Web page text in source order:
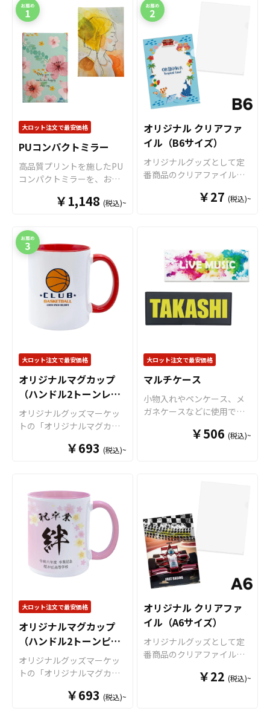
大ロット注文で最安価格
PUコンパクトミラー
高品質プリントを施したPU
コンパクトミラーを、お客
デザインにて製作いたしま
ず見やすい大きさのスタン
ドミラーです。販売に必要
な資材も取り揃えておりま
すので、お客様にはデザイ
ンをご入稿いただくだけで
オリジナル商品として販売
していただくことができま
す。 短納期・小ロットでの
対応も可能ですのでご不明
ご相談ください。
￥1,148 (税込)~
オリジナル クリアファ
イル（B6サイズ）
オリジナルグッズとして定
番商品のクリアファイル。
トのクリアファイルは厚み
質のオフセット印刷で、写
真やイラストも鮮やかな発
色で仕上がります。超音波
圧着なので溶着部分にも印
刷でき、溶着部分も含めた
全面印刷が可能です。イラ
ストやロゴを大きく印刷し
ルすることが出来ます。 オ
リジナル クリアファイルは
様々なシーンで活躍しま
報やメイン商材を印刷する
ことで、優秀な販促ツール
となります。キャラクター
グッズやノベルティ、企
に必要な資材も取り揃えて
おりますので、お客様には
デザインをご入稿いただく
だけでオリジナル商品とし
て販売していただくことが
できます。国内生産で小ロ
ットからの制作も承ってお
りますので、お気軽にご相
談ください。
￥27 (税込)~
大ロット注文で最安価格
オリジナルマグカップ
（ハンドル2トーンレッ
ド）
オリジナルグッズマーケッ
トの「オリジナルマグカッ
プ）」は、 デザインの色と
トーンカラーのマグカップ
です。オリジナルグッズと
して、コンサートグッズ、
アーティストグッズ、キャ
ラクターグッズ、ノベルテ
ィー、お土産品など色々な
場面で活躍します。 特に
オリジナルグッズマーケッ
ンで上下いっぱいにプリン
トが可能な「ワイドプリン
ト」に対応可能ですので、
キャラクターを大きくプリ
ントするアニメグッズや、
人物写真などを使用した物
販用グッズにも最適です。
オリジナルグッズマーケッ
トの「オリジナルマグカッ
￥693 (税込)~
大ロット注文で最安価格
マルチケース
小物入れやペンケース、メ
ガネケースなどに使用でき
お客様がお持ちのオリジナ
ジナル商品として販売して
いただくことができます。
短納期・小ロットでの対応
も可能ですのでご不明点が
ありましたらお気軽にご相
談ください。
￥506 (税込)~
大ロット注文で最安価格
オリジナルマグカップ
（ハンドル2トーンピン
ク）
オリジナルグッズマーケッ
トの「オリジナルマグカッ
プ）」は、 デザインの色と
￥693 (税込)~
オリジナル クリアファ
イル（A6サイズ）
オリジナルグッズとして定
番商品のクリアファイル。
トのクリアファイルは厚み
￥22 (税込)~